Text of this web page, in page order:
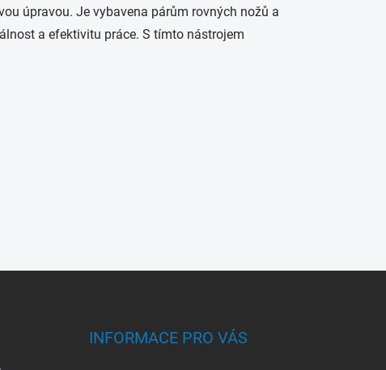
úpravou. Je vybavena párům rovných nožů a
a efektivitu práce. S tímto nástrojem
INFORMACE PRO VÁS